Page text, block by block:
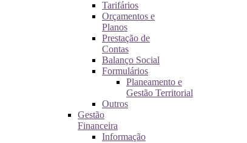
Tarifários
Orçamentos e
Planos
Prestação de
Contas
Balanço Social
Formulários
Planeamento e
Gestão Territorial
Outros
Gestão
Financeira
Informação